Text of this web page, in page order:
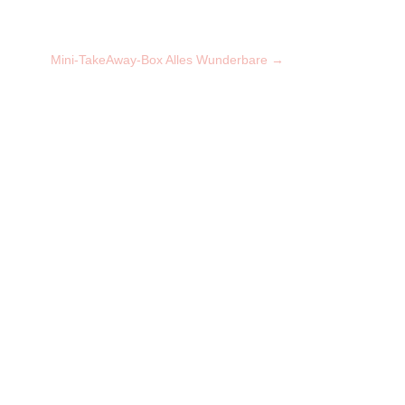
Mini-TakeAway-Box Alles Wunderbare →